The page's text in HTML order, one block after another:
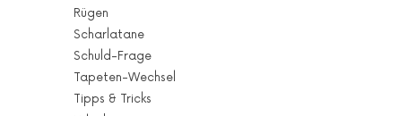
Rügen
Scharlatane
Schuld-Frage
Tapeten-Wechsel
Tipps & Tricks